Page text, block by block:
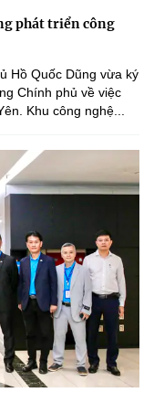
phát triển công
Hồ Quốc Dũng vừa ký
Chính phủ về việc
Khu công nghệ...